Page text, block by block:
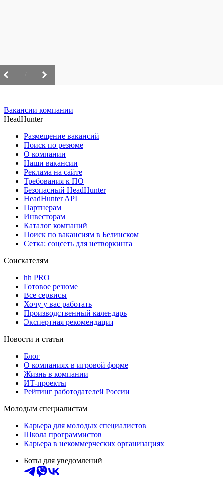
Вакансии компании
HeadHunter
Размещение вакансий
Поиск по резюме
О компании
Наши вакансии
Реклама на сайте
Требования к ПО
Безопасный HeadHunter
HeadHunter API
Партнерам
Инвесторам
Каталог компаний
Поиск по вакансиям в Белинском
Сетка: соцсеть для нетворкинга
Соискателям
hh PRO
Готовое резюме
Все сервисы
Хочу у вас работать
Производственный календарь
Экспертная рекомендация
Новости и статьи
Блог
О компаниях в игровой форме
Жизнь в компании
ИТ-проекты
Рейтинг работодателей России
Молодым специалистам
Карьера для молодых специалистов
Школа программистов
Карьера в некоммерческих организациях
Боты для уведомлений